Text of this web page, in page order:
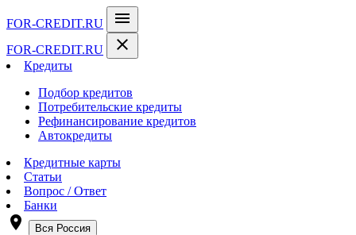
FOR-CREDIT.RU menu
FOR-CREDIT.RU close
Кредиты
Подбор кредитов
Потребительские кредиты
Рефинансирование кредитов
Автокредиты
Кредитные карты
Статьи
Вопрос / Ответ
Банки
room Вся Россия